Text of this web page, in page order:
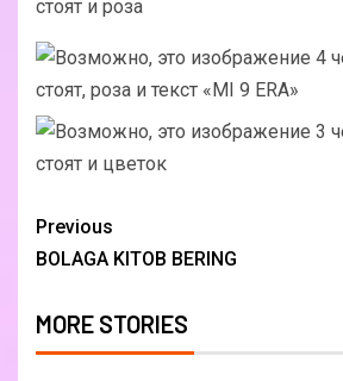
Previous
BOLAGA KITOB BERING
MORE STORIES